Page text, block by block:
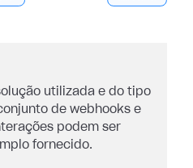
utilizada e do tipo
de webhooks e
podem ser
fornecido.